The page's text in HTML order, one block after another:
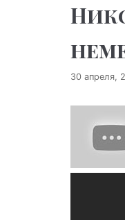
30 апреля,